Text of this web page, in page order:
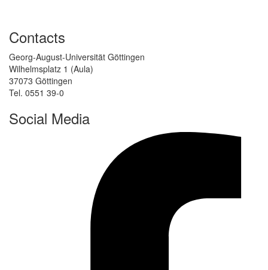
Contacts
Georg-August-Universität Göttingen
Wilhelmsplatz 1 (Aula)
37073 Göttingen
Tel. 0551 39-0
Social Media